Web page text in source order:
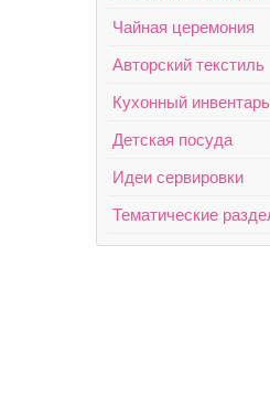
Чайная церемония
Авторский текстиль
Кухонный инвентарь
Детская посуда
Идеи сервировки
Тематические